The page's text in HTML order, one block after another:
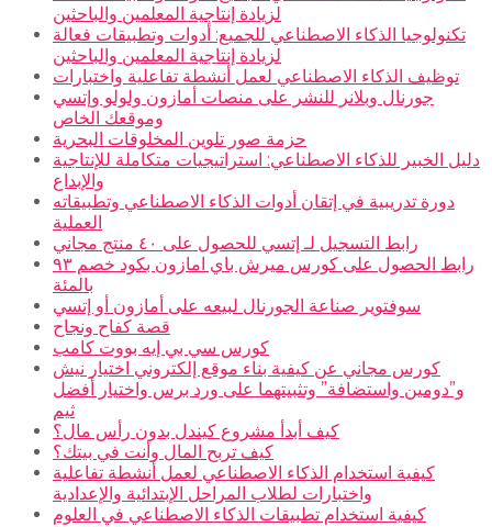
لزيادة إنتاجية المعلمين والباحثين
تكنولوجيا الذكاء الاصطناعي للجميع: أدوات وتطبيقات فعالة
لزيادة إنتاجية المعلمين والباحثين
توظيف الذكاء الاصطناعي لعمل أنشطة تفاعلية واختبارات
جورنال وبلانر للنشر على منصات أمازون ولولو وإتسي
وموقعك الخاص
حزمة صور تلوين المخلوقات البحرية
دليل الخبير للذكاء الاصطناعي: استراتيجيات متكاملة للإنتاجية
والإبداع
دورة تدريبية في إتقان أدوات الذكاء الاصطناعي وتطبيقاته
العملية
رابط التسجيل لـ إتسي للحصول على ٤٠ منتج مجاني
رابط الحصول على كورس ميرش باي امازون بكود خصم ٩٣
بالمئة
سوفتوير صناعة الجورنال لبيعه على أمازون أو إتسي
قصة كفاح ونجاح
كورس سي بي إيه بووت كامب
كورس مجاني عن كيفية بناء موقع إلكتروني اختيار نيش
و”دومين واستضافة” وتثبيتهما على ورد برس واختيار أفضل
ثيم
كيف أبدأ مشروع كيندل بدون رأس مال؟
كيف تربح المال وأنت في بيتك؟
كيفية استخدام الذكاء الاصطناعي لعمل أنشطة تفاعلية
واختبارات لطلاب المراحل الإبتدائية والإعدادية
كيفية استخدام تطبيقات الذكاء الاصطناعي في العلوم